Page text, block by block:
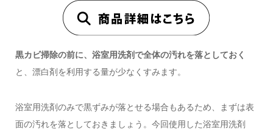
黒カビ掃除の前に、浴室用洗剤で全体の汚れを落としておく
と、漂白剤を利用する量が少なくすみます。
浴室用洗剤のみで黒ずみが落とせる場合もあるため、まずは表
面の汚れを落としておきましょう。今回使用した浴室用洗剤